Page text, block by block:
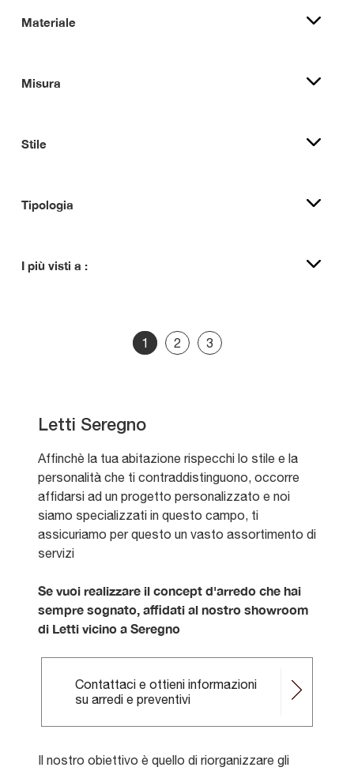
Materiale
Misura
Stile
Tipologia
I più visti a :
1 2 3
Letti Seregno
Affinchè la tua abitazione rispecchi lo stile e la
personalità che ti contraddistinguono, occorre
affidarsi ad un progetto personalizzato e noi
siamo specializzati in questo campo, ti
assicuriamo per questo un vasto assortimento di
servizi
Se vuoi realizzare il concept d'arredo che hai
sempre sognato, affidati al nostro showroom
di Letti vicino a Seregno
Contattaci e ottieni informazioni
su arredi e preventivi
Il nostro obiettivo è quello di riorganizzare gli